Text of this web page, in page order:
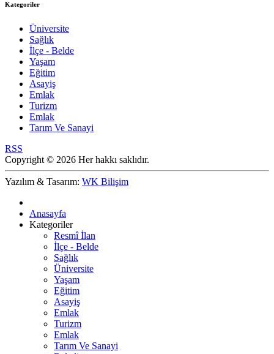
Kategoriler
Üniversite
Sağlık
İlçe - Belde
Yaşam
Eğitim
Asayiş
Emlak
Turizm
Emlak
Tarım Ve Sanayi
RSS
Copyright © 2026 Her hakkı saklıdır.
Yazılım & Tasarım: WK Bilişim
Anasayfa
Kategoriler
Resmî İlan
İlçe - Belde
Sağlık
Üniversite
Yaşam
Eğitim
Asayiş
Emlak
Turizm
Emlak
Tarım Ve Sanayi